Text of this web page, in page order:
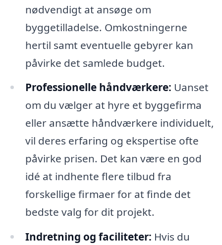
nødvendigt at ansøge om
byggetilladelse. Omkostningerne
hertil samt eventuelle gebyrer kan
påvirke det samlede budget.
Professionelle håndværkere: Uanset
om du vælger at hyre et byggefirma
eller ansætte håndværkere individuelt,
vil deres erfaring og ekspertise ofte
påvirke prisen. Det kan være en god
idé at indhente flere tilbud fra
forskellige firmaer for at finde det
bedste valg for dit projekt.
Indretning og faciliteter: Hvis du